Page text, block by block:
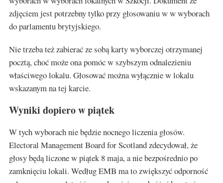
zdjęciem jest potrzebny tylko przy głosowaniu w w wyborach
do parlamentu brytyjskiego.
Nie trzeba też zabierać ze sobą karty wyborczej otrzymanej
pocztą, choć może ona pomóc w szybszym odnalezieniu
właściwego lokalu. Głosować można wyłącznie w lokalu
wskazanym na tej karcie.
Wyniki dopiero w piątek
W tych wyborach nie będzie nocnego liczenia głosów.
Electoral Management Board for Scotland zdecydował, że
głosy będą liczone w piątek 8 maja, a nie bezpośrednio po
zamknięciu lokali. Według EMB ma to zwiększyć odporność